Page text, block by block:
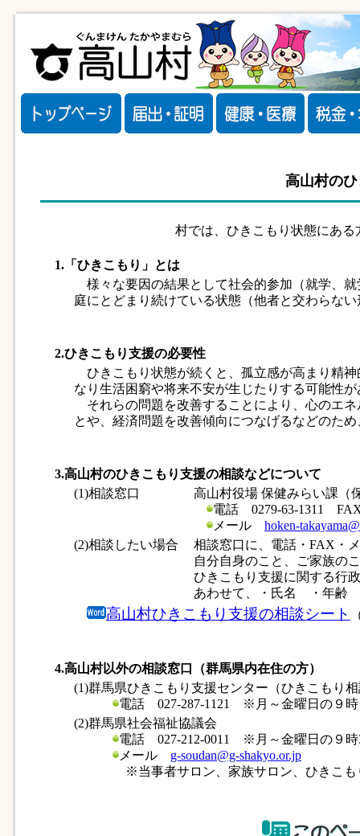
高山村の
村では、ひきこもり状態にあ
1.「ひきこもり」とは
様々な要因の結果として社会的参加（就学、
庭にとどまり続けている状態（他者と交わらな
2.ひきこもり支援の必要性
ひきこもり状態が続くと、孤立感が高まり精
なり生活困窮や将来不安が生じたりする可能性
それらの問題を改善することにより、心のエ
とや、経済問題を改善傾向につなげるなどのた
3.高山村のひきこもり支援の相談などについて
(1)相談窓口
高山村役場 保健みらい課（
電話 0279-63-1311
メール hoken-
(2)相談したい場合
相談窓口に、電話・FAX・
自分自身のこと、ご家族の
ひきこもり支援に関する行
あわせて、・氏名 ・年齢
高山村ひきこもり支援の相談シート
4.高山村以外の相談窓口（群馬県内在住の方）
(1)群馬県ひきこもり支援センター（ひきこもり
電話 027-287-1121 ※月～金曜日の９時
(2)群馬県社会福祉協議会
電話 027-212-0011 ※月～金曜日の９時
メール g-soudan@g-shakyo.or.jp
※当事者サロン、家族サロン、ひきこもり